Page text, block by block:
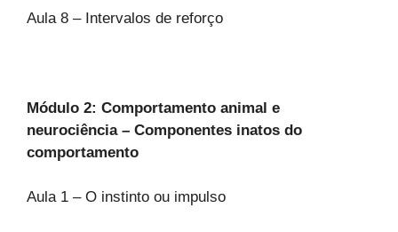
Aula 8 – Intervalos de reforço
Módulo 2: Comportamento animal e
neurociência – Componentes inatos do
comportamento
Aula 1 – O instinto ou impulso